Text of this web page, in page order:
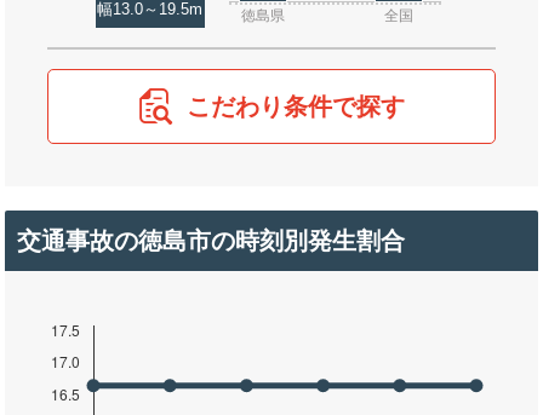
幅13.0～19.5m 徳島県 全国
こだわり条件で探す
交通事故の徳島市の時刻別発生割合